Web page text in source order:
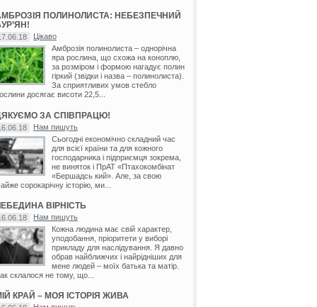
ПОЛИНОЛИСТА: НЕБЕЗПЕЧНИЙ
Цікаво
Амброзія полинолиста – однорічна
яра рослина, що схожа на коноплю,
за розміром і формою нагадує полин
гіркий (звідки і назва – полинолиста).
За сприятливих умов стебло
досягає висоти 22,5...
ЗА СПІВПРАЦЮ!
Нам пишуть
Сьогодні економічно складний час
для всієї країни та для кожного
господарника і підприємця зокрема,
не виняток і ПрАТ «Птахокомбінат
«Бершадсь кий». Але, за свою
сорокарічну історію, ми...
ВІРНІСТЬ
Нам пишуть
Кожна людина має свій характер,
уподобання, пріоритети у виборі
прикладу для наслідування. Я давно
обрав найближчих і найрідніших для
мене людей – моїх батька та матір.
склалося не тому, що...
КРАЙ – МОЯ ІСТОРІЯ ЖИВА